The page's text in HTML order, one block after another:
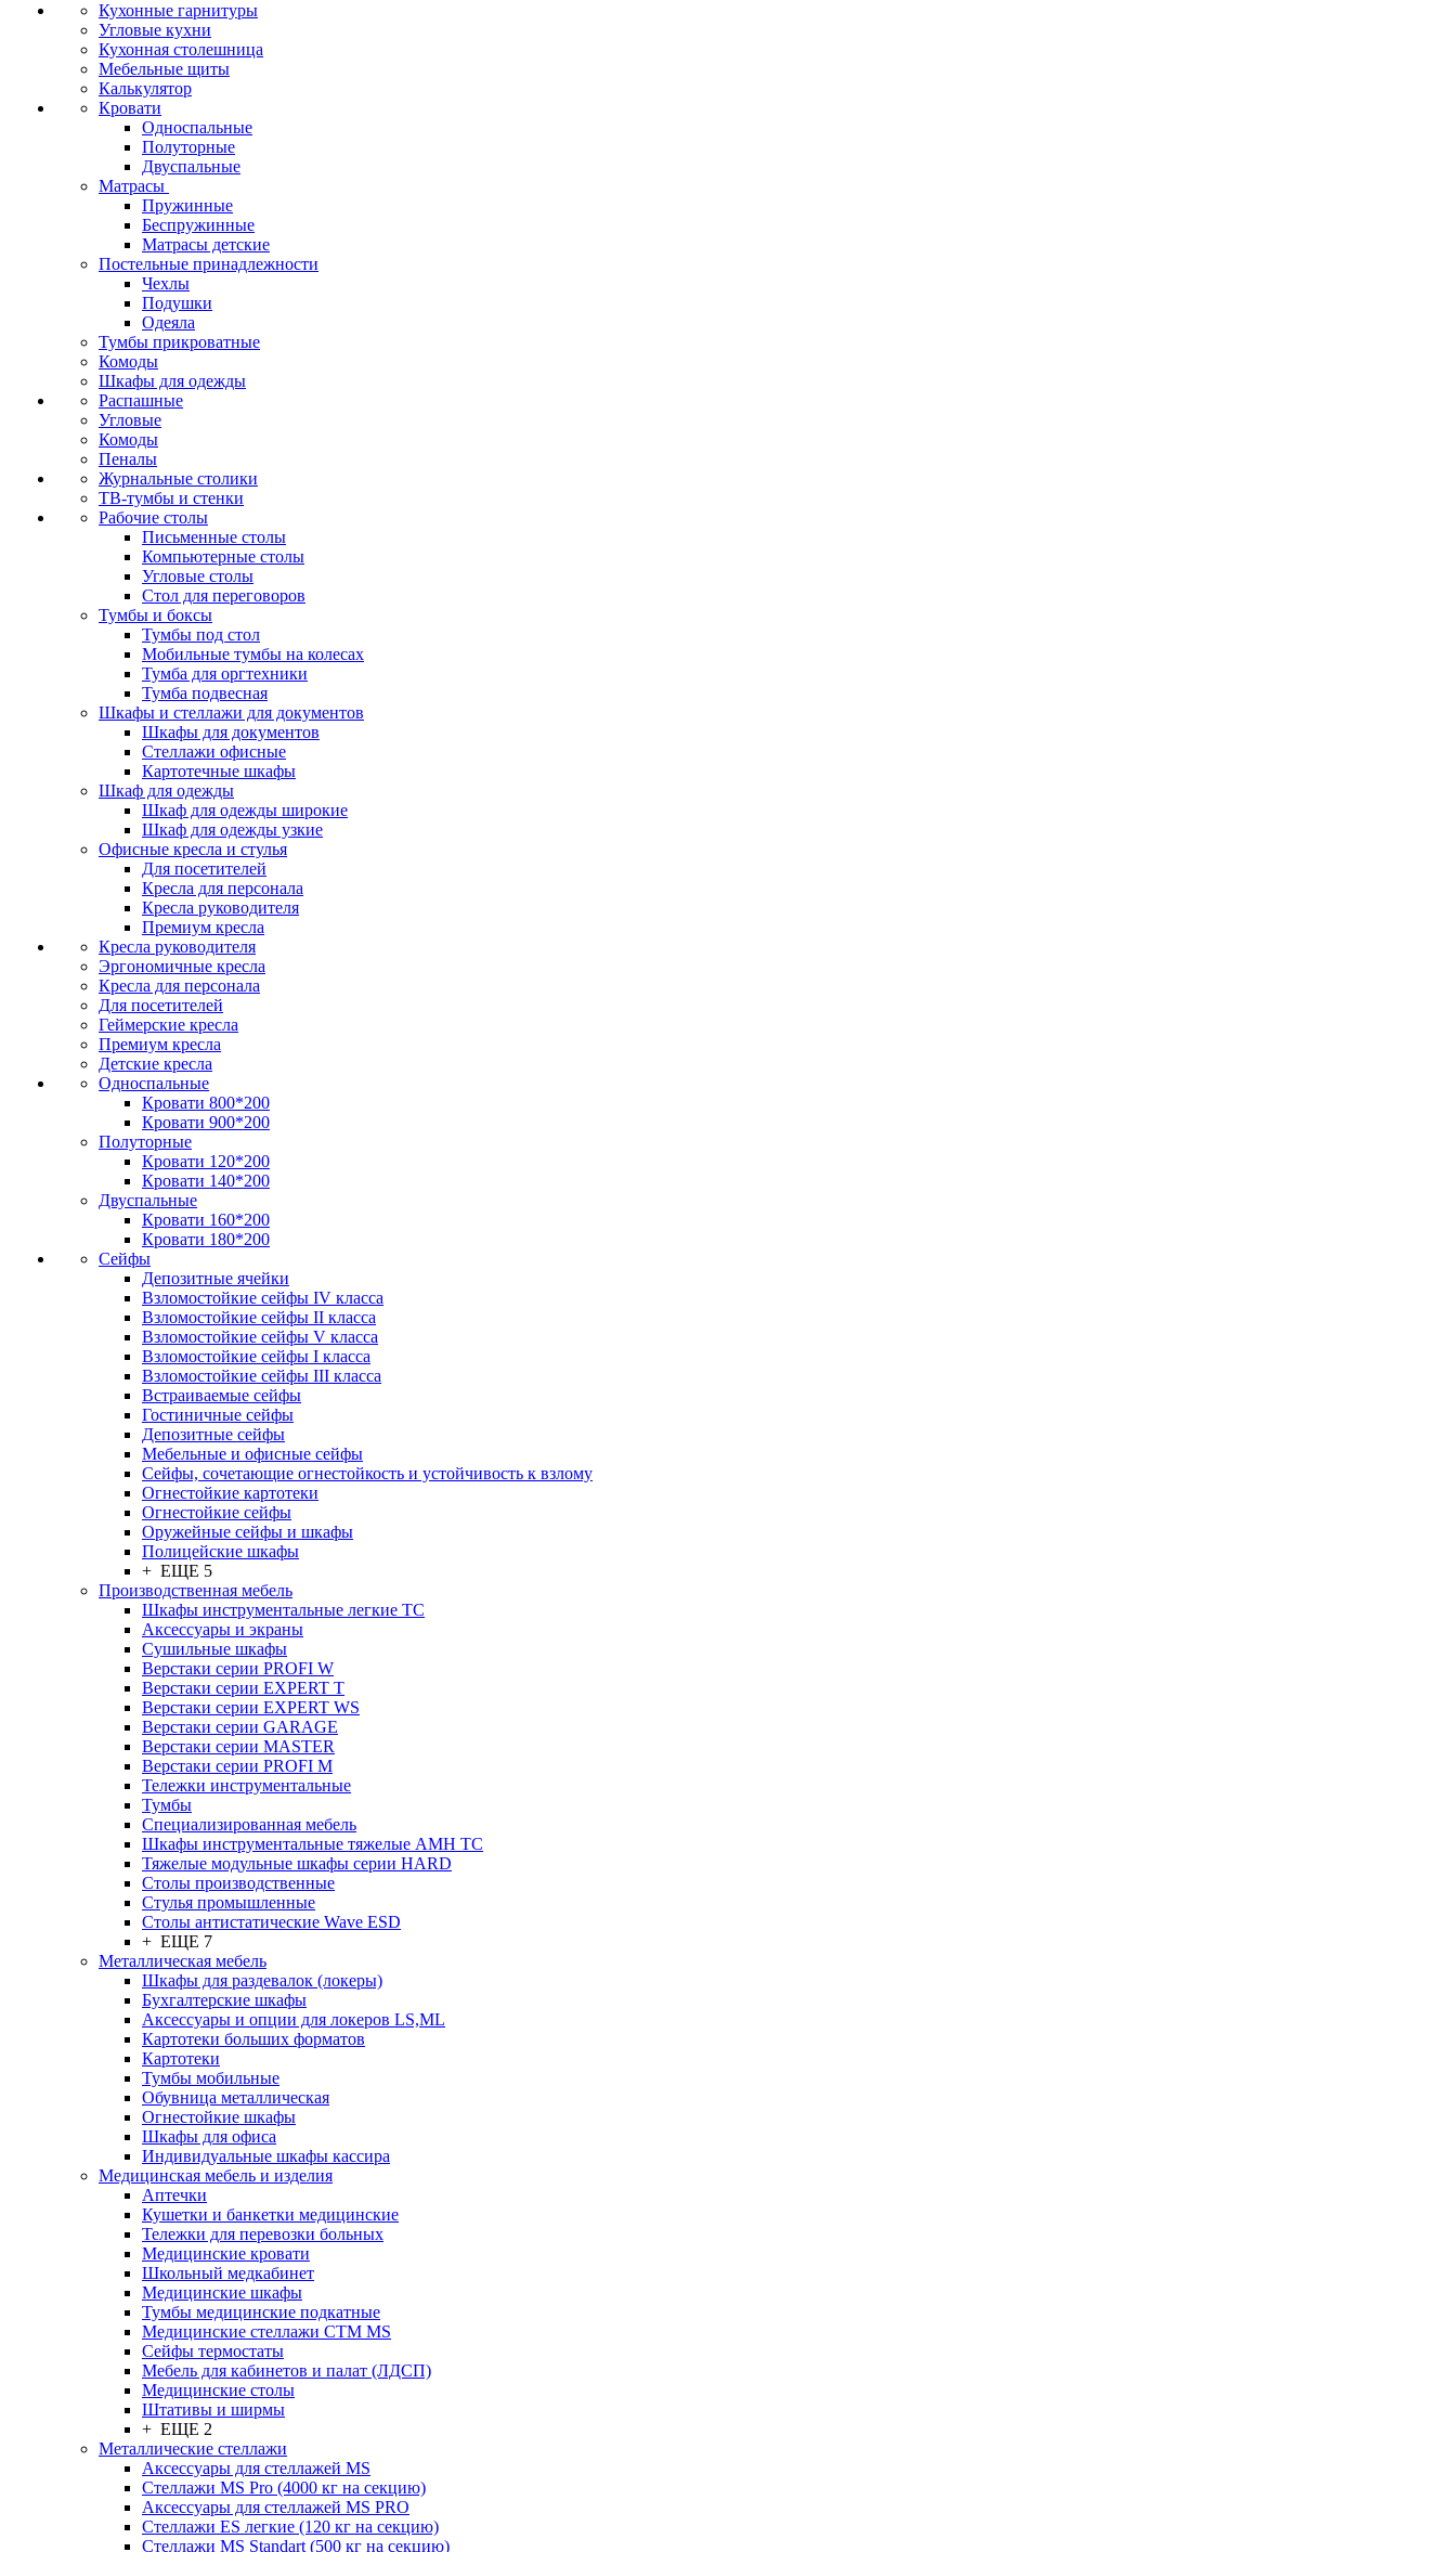
Кухонные гарнитуры
Угловые кухни
Кухонная столешница
Мебельные щиты
Калькулятор
Кровати
Односпальные
Полуторные
Двуспальные
Матрасы
Пружинные
Беспружинные
Матрасы детские
Постельные принадлежности
Чехлы
Подушки
Одеяла
Тумбы прикроватные
Комоды
Шкафы для одежды
Распашные
Угловые
Комоды
Пеналы
Журнальные столики
ТВ‑тумбы и стенки
Рабочие столы
Письменные столы
Компьютерные столы
Угловые столы
Стол для переговоров
Тумбы и боксы
Тумбы под стол
Мобильные тумбы на колесах
Тумба для оргтехники
Тумба подвесная
Шкафы и стеллажи для документов
Шкафы для документов
Стеллажи офисные
Картотечные шкафы
Шкаф для одежды
Шкаф для одежды широкие
Шкаф для одежды узкие
Офисные кресла и стулья
Для посетителей
Кресла для персонала
Кресла руководителя
Премиум кресла
Кресла руководителя
Эргономичные кресла
Кресла для персонала
Для посетителей
Геймерские кресла
Премиум кресла
Детские кресла
Односпальные
Кровати 800*200
Кровати 900*200
Полуторные
Кровати 120*200
Кровати 140*200
Двуспальные
Кровати 160*200
Кровати 180*200
Сейфы
Депозитные ячейки
Взломостойкие сейфы IV класса
Взломостойкие сейфы II класса
Взломостойкие сейфы V класса
Взломостойкие сейфы I класса
Взломостойкие сейфы III класса
Встраиваемые сейфы
Гостиничные сейфы
Депозитные сейфы
Мебельные и офисные сейфы
Сейфы, сочетающие огнестойкость и устойчивость к взлому
Огнестойкие картотеки
Огнестойкие сейфы
Оружейные сейфы и шкафы
Полицейские шкафы
+ ЕЩЕ 5
Производственная мебель
Шкафы инструментальные легкие ТС
Аксессуары и экраны
Cушильные шкафы
Верстаки серии PROFI W
Верстаки серии EXPERT T
Верстаки серии EXPERT WS
Верстаки серии GARAGE
Верстаки серии MASTER
Верстаки серии PROFI M
Тележки инструментальные
Тумбы
Cпециализированная мебель
Шкафы инструментальные тяжелые AMH TC
Тяжелые модульные шкафы серии HARD
Столы производственные
Стулья промышленные
Столы антистатические Wave ESD
+ ЕЩЕ 7
Металлическая мебель
Шкафы для раздевалок (локеры)
Бухгалтерские шкафы
Аксессуары и опции для локеров LS,ML
Картотеки больших форматов
Картотеки
Тумбы мобильные
Обувница металлическая
Огнестойкие шкафы
Шкафы для офиса
Индивидуальные шкафы кассира
Медицинская мебель и изделия
Аптечки
Кушетки и банкетки медицинские
Тележки для перевозки больных
Медицинские кровати
Школьный медкабинет
Медицинские шкафы
Тумбы медицинские подкатные
Медицинские стеллажи CTM MS
Сейфы термостаты
Мебель для кабинетов и палат (ЛДСП)
Медицинские столы
Штативы и ширмы
+ ЕЩЕ 2
Металлические стеллажи
Аксессуары для стеллажей MS
Стеллажи MS Pro (4000 кг на секцию)
Аксессуары для стеллажей MS PRO
Стеллажи ES легкие (120 кг на секцию)
Стеллажи MS Standart (500 кг на секцию)